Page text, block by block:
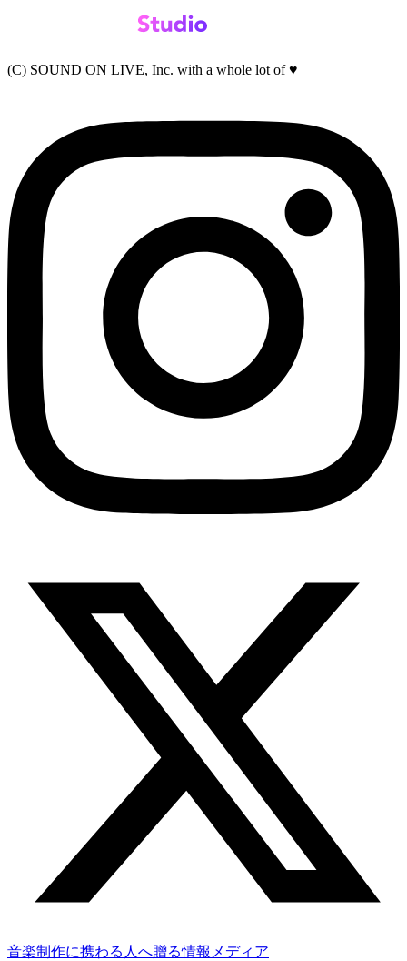
(C) SOUND ON LIVE, Inc. with a whole lot of ♥
音楽制作に携わる人へ贈る情報メディア